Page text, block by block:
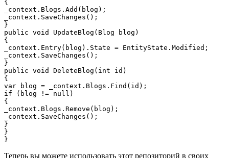
{
_context.Blogs.Add(blog);
_context.SaveChanges();
}
public void UpdateBlog(Blog blog)
{
_context.Entry(blog).State = EntityState.Modified;
_context.SaveChanges();
}
public void DeleteBlog(int id)
{
var blog = _context.Blogs.Find(id);
if (blog != null)
{
_context.Blogs.Remove(blog);
_context.SaveChanges();
}
}
Теперь вы можете использовать этот репозиторий в своих